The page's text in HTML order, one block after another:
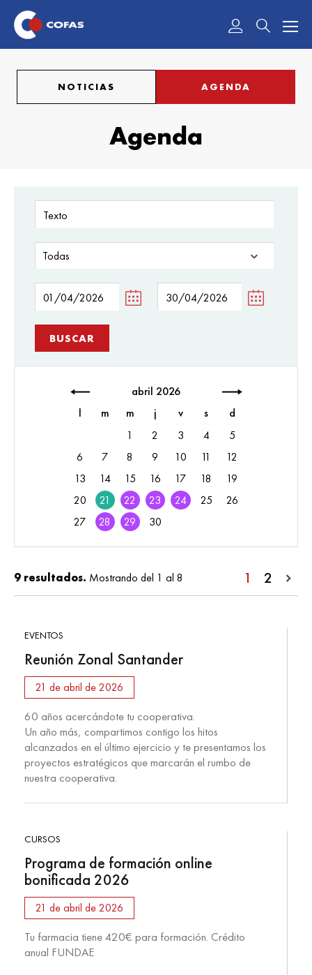
NOTICIAS AGENDA
Agenda
abril 2026
l
m m j v s
d
1
2 3 4
5
6
7 8 9 10 11
12
13
14 15 16 17 18
19
20
21 22 23 24 25
26
27
28 29 30
9 resultados. Mostrando del 1 al 8 1 2
EVENTOS
Reunión Zonal Santander
21 de abril de 2026
60 años acercándote tu cooperativa.
Un año más, compartimos contigo los hitos
alcanzados en el último ejercicio y te presentamos los
proyectos estratégicos que marcarán el rumbo de
nuestra cooperativa.
CURSOS
Programa de formación online
bonificada 2026
21 de abril de 2026
Tu farmacia tiene 420€ para formación. Crédito
anual FUNDAE